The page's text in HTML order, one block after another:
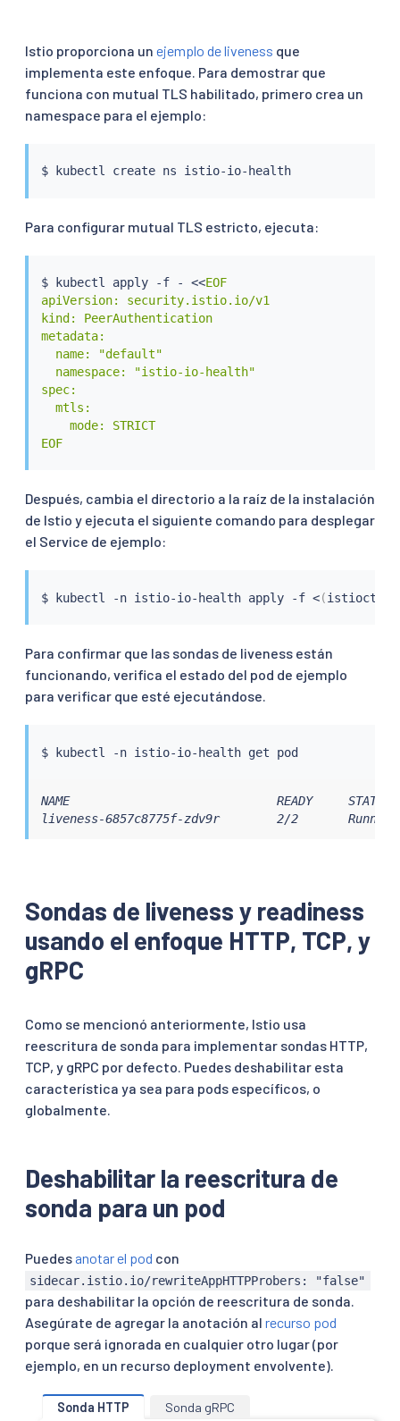
Istio proporciona un ejemplo de liveness que
implementa este enfoque. Para demostrar que
funciona con mutual TLS habilitado, primero crea un
namespace para el ejemplo:
$ kubectl create ns istio-io-health
Para configurar mutual TLS estricto, ejecuta:
$ kubectl apply -f - <<EOF
apiVersion: security.istio.io/v1
kind: PeerAuthentication
metadata:
  name: "default"
  namespace: "istio-io-health"
spec:
  mtls:
    mode: STRICT
EOF
Después, cambia el directorio a la raíz de la instalación
de Istio y ejecuta el siguiente comando para desplegar
el Service de ejemplo:
$ kubectl -n istio-io-health apply -f <(istioctl
Para confirmar que las sondas de liveness están
funcionando, verifica el estado del pod de ejemplo
para verificar que esté ejecutándose.
$ kubectl
NAME                             READY     STATUS
liveness-6857c8775f-zdv9r        2/2
Sondas de liveness y readiness
usando el enfoque HTTP, TCP, y
gRPC
Como se mencionó anteriormente, Istio usa
reescritura de sonda para implementar sondas HTTP,
TCP, y gRPC por defecto. Puedes deshabilitar esta
característica ya sea para pods específicos, o
globalmente.
Deshabilitar la reescritura de
sonda para un pod
Puedes anotar el pod con
sidecar.istio.io/rewriteAppHTTPProbers: "false"
para deshabilitar la opción de reescritura de sonda.
Asegúrate de agregar la anotación al recurso pod
porque será ignorada en cualquier otro lugar (por
ejemplo, en un recurso deployment envolvente).
Sonda HTTP Sonda gRPC